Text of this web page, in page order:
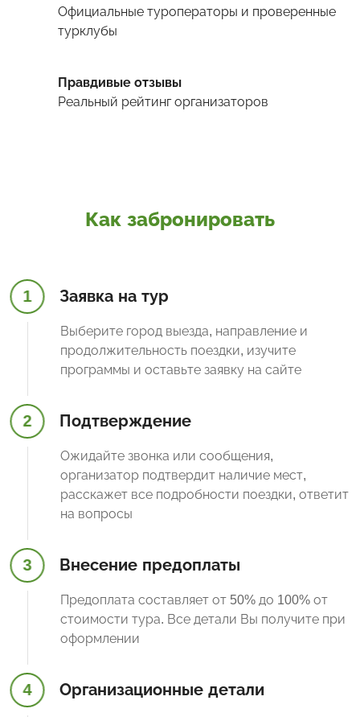
Официальные туроператоры и проверенные
турклубы
Правдивые отзывы
Реальный рейтинг организаторов
Как забронировать
1 Заявка на тур
Выберите город выезда, направление и
продолжительность поездки, изучите
программы и оставьте заявку на сайте
2 Подтверждение
Ожидайте звонка или сообщения,
организатор подтвердит наличие мест,
расскажет все подробности поездки, ответит
на вопросы
3 Внесение предоплаты
Предоплата составляет от 50% до 100% от
стоимости тура. Все детали Вы получите при
оформлении
4 Организационные детали